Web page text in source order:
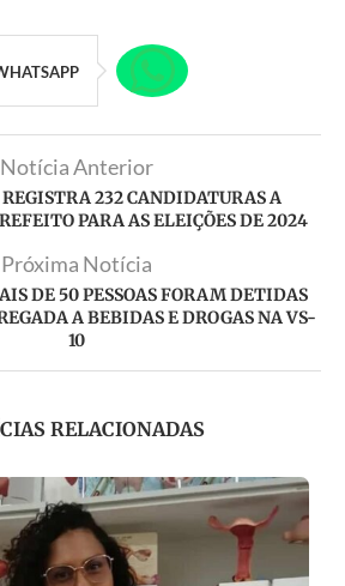
Notícia Anterior
232 CANDIDATURAS A
PARA AS ELEIÇÕES DE 2024
Próxima Notícia
DE 50 PESSOAS FORAM DETIDAS
A BEBIDAS E DROGAS NA VS-
10
RELACIONADAS